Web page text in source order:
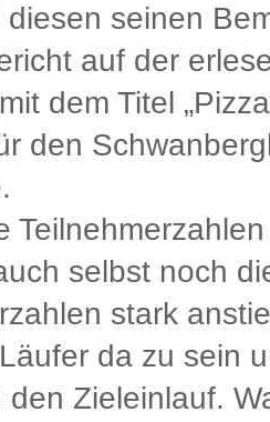
seinen
auf der
dem Titel
den
selbst noch
stark
da zu sein
den Zieleinlauf.